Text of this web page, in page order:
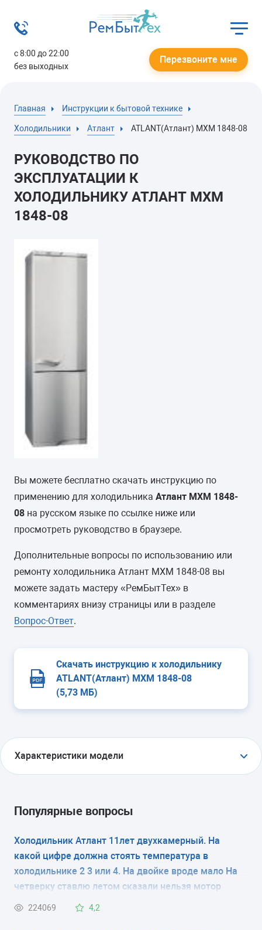
с 8:00 до 22:00
без выходных
Перезвоните мне
Главная Инструкции к бытовой технике
Холодильники Атлант ATLANT(Атлант) МХМ 1848-08
РУКОВОДСТВО ПО
ЭКСПЛУАТАЦИИ К
ХОЛОДИЛЬНИКУ АТЛАНТ МХМ
1848-08
Вы можете бесплатно скачать инструкцию по
применению для холодильника Атлант МХМ 1848-
08 на русском языке по ссылке ниже или
просмотреть руководство в браузере.
Дополнительные вопросы по использованию или
ремонту холодильника Атлант МХМ 1848-08 вы
можете задать мастеру «РемБытТех» в
комментариях внизу страницы или в разделе
Вопрос-Ответ.
Скачать инструкцию к холодильнику
ATLANT(Атлант) МХМ 1848-08
(5,73 МБ)
Характеристики модели
холодильник с морозильником
электронное
КОЛИЧЕСТВО КАМЕР
2
Популярные вопросы
Холодильник Атлант 11лет двухкамерный. На
какой цифре должна стоять температура в
холодильнике 2 3 или 4. На двойке вроде мало На
четверку ставлю летом сказали нельзя мотор
испортится
224069 4,2